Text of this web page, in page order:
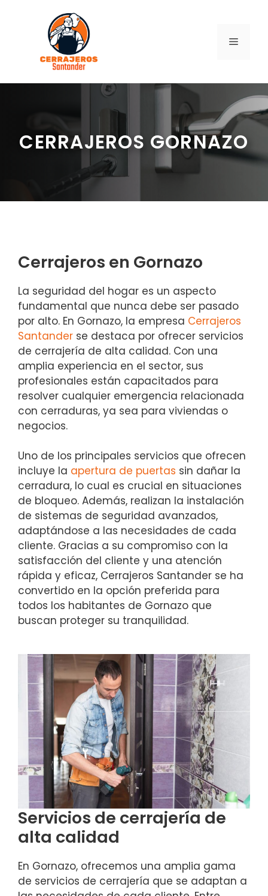
contenido
MENÚ
CERRAJEROS GORNAZO
Cerrajeros en Gornazo
La seguridad del hogar es un aspecto
fundamental que nunca debe ser pasado
por alto. En Gornazo, la empresa Cerrajeros
Santander se destaca por ofrecer servicios
de cerrajería de alta calidad. Con una
amplia experiencia en el sector, sus
profesionales están capacitados para
resolver cualquier emergencia relacionada
con cerraduras, ya sea para viviendas o
negocios.
Uno de los principales servicios que ofrecen
incluye la apertura de puertas sin dañar la
cerradura, lo cual es crucial en situaciones
de bloqueo. Además, realizan la instalación
de sistemas de seguridad avanzados,
adaptándose a las necesidades de cada
cliente. Gracias a su compromiso con la
satisfacción del cliente y una atención
rápida y eficaz, Cerrajeros Santander se ha
convertido en la opción preferida para
todos los habitantes de Gornazo que
buscan proteger su tranquilidad.
Servicios de cerrajería de
alta calidad
En Gornazo, ofrecemos una amplia gama
de servicios de cerrajería que se adaptan a